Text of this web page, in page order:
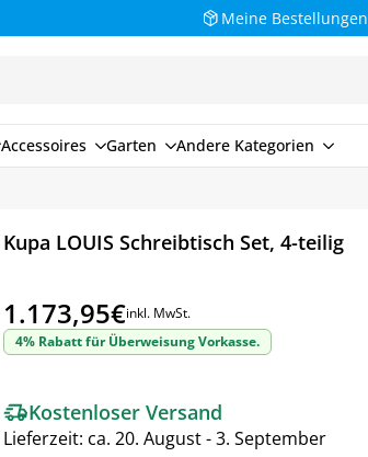
Meine Bestellungen
Accessoires Garten Andere Kategorien
Kupa LOUIS Schreibtisch Set, 4-teilig
1.173,95€inkl. MwSt.
4% Rabatt für Überweisung Vorkasse.
Kostenloser Versand
Lieferzeit: ca. 20. August - 3. September